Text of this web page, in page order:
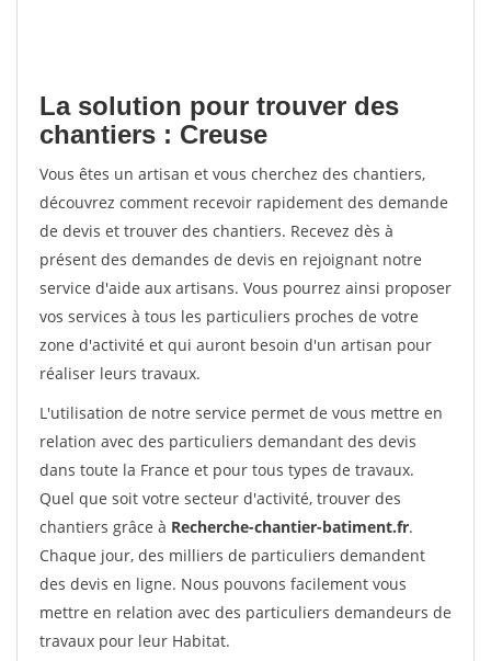
La solution pour trouver des
chantiers : Creuse
Vous êtes un artisan et vous cherchez des chantiers,
découvrez comment recevoir rapidement des demande
de devis et trouver des chantiers. Recevez dès à
présent des demandes de devis en rejoignant notre
service d'aide aux artisans. Vous pourrez ainsi proposer
vos services à tous les particuliers proches de votre
zone d'activité et qui auront besoin d'un artisan pour
réaliser leurs travaux.
L'utilisation de notre service permet de vous mettre en
relation avec des particuliers demandant des devis
dans toute la France et pour tous types de travaux.
Quel que soit votre secteur d'activité, trouver des
chantiers grâce à Recherche-chantier-batiment.fr.
Chaque jour, des milliers de particuliers demandent
des devis en ligne. Nous pouvons facilement vous
mettre en relation avec des particuliers demandeurs de
travaux pour leur Habitat.